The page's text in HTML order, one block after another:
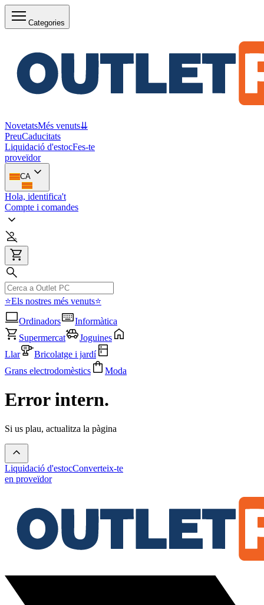
Categories
NovetatsMés venuts⇊
PreuCaducitats
Liquidació d'estocFes-te
proveïdor
CA
Hola, identifica't
Compte i comandes
⭐Els nostres més venuts⭐
Ordinadors
Informàtica
Supermercat
Joguines
Llar
Bricolatge i jardí
Grans electrodomèstics
Moda
Error intern.
Si us plau, actualitza la pàgina
Liquidació d'estocConverteix-te
en proveïdor